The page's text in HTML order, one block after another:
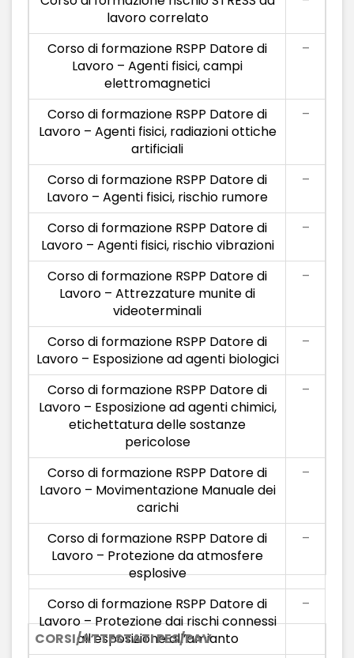
lavoro correlato
Corso di formazione RSPP Datore di
Lavoro – Agenti fisici, campi
elettromagnetici
–
Corso di formazione RSPP Datore di
Lavoro – Agenti fisici, radiazioni ottiche
artificiali
–
Corso di formazione RSPP Datore di
Lavoro – Agenti fisici, rischio rumore
–
Corso di formazione RSPP Datore di
Lavoro – Agenti fisici, rischio vibrazioni
–
Corso di formazione RSPP Datore di
Lavoro – Attrezzature munite di
videoterminali
–
Corso di formazione RSPP Datore di
Lavoro – Esposizione ad agenti biologici
–
Corso di formazione RSPP Datore di
Lavoro – Esposizione ad agenti chimici,
etichettatura delle sostanze
pericolose
–
Corso di formazione RSPP Datore di
Lavoro – Movimentazione Manuale dei
carichi
–
Corso di formazione RSPP Datore di
Lavoro – Protezione da atmosfere
esplosive
–
Corso di formazione RSPP Datore di
Lavoro – Protezione dai rischi connessi
all’esposizione all’amianto
–
CORSI/ATTESTATI PES/PAV